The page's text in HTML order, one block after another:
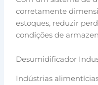
corretamente
estoques, reduzir
condições de
Desumidificador
Indústrias